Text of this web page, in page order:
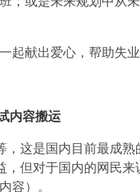
起献出爱心，帮助失
内容搬运
这是国内目前最成熟
，但对于国内的网民
容）。